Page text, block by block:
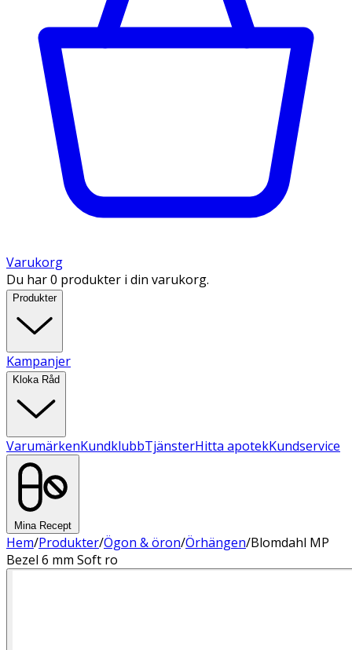
Varukorg
Du har 0 produkter i din varukorg.
Produkter
Kampanjer
Kloka Råd
VarumärkenKundklubbTjänsterHitta apotekKundservice
Mina Recept
Hem/Produkter/Ögon & öron/Örhängen/Blomdahl MP
Bezel 6 mm Soft ro